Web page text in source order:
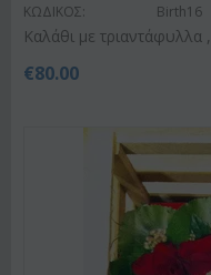
ΚΩΔΙΚΟΣ: Birth16
Καλάθι με
€80.00